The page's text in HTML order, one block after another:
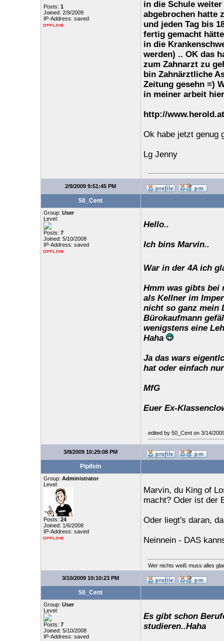
Posts: 1
Joined: 2/9/2009
IP-Address: saved
in die Schule
abgebrochen hatte
und jeden Tag bis
fertig gemacht
in die
werden) .. OK das
zum Zahnarzt zu
bin Zahnärztliche
Zeitung gesehn =)
in meiner arbeit
http://
Ok habe jetzt genug
Lg Jenny
2/9/2009 9:51:45 PM
50_Cent
Group: User
Level:
Posts: 7
Joined: 5/10/2008
IP-Address: saved
Hello..
Ich bins Marvin..
War in der 4A ich
Hmm was gibts bei
als Kellner im
nicht so ganz mein
Bürokaufmann
wenigstens eine
Haha
Ja das wars
hat oder einfach
MfG
Euer Ex-
edited by 50_Cent on 3/14/
3/9/2009 10:29:08 PM
Pipifein
Group: Administrator
Level:
Posts: 24
Joined: 1/6/2008
IP-Address: saved
Marvin, du King of
macht? Oder ist der
Oder liegt's daran,
Neinnein - DAS
Wer nichts weiß muss alles
3/10/2009 10:10:23 PM
50_Cent
Group: User
Level:
Posts: 7
Joined: 5/10/2008
IP-Address: saved
Es gibt schon
studieren..Haha